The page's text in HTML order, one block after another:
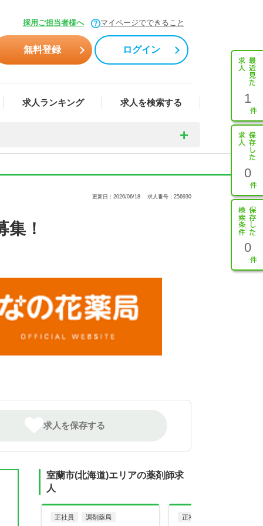
採用ご担当者様へ マイページでできること
無料登録 ログイン
求人ランキング 求人を検索する 1
0
0
更新日：2026/06/18 求人番号：256930
！
求人を保存する
室蘭市(北海道)エリアの薬剤師求
人
正社員 調剤薬局 正社員